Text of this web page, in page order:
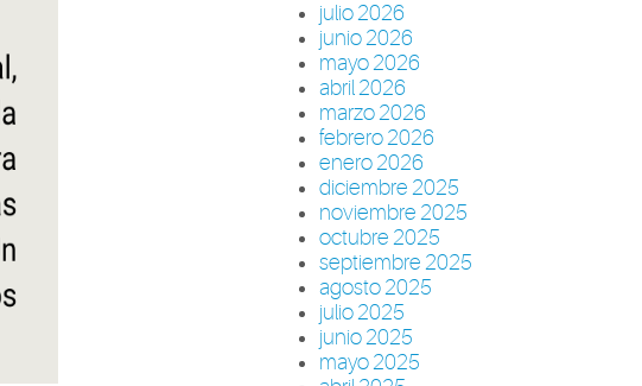
julio 2026
junio 2026
mayo 2026
abril 2026
marzo 2026
febrero 2026
enero 2026
diciembre 2025
noviembre 2025
octubre 2025
septiembre 2025
agosto 2025
julio 2025
junio 2025
mayo 2025